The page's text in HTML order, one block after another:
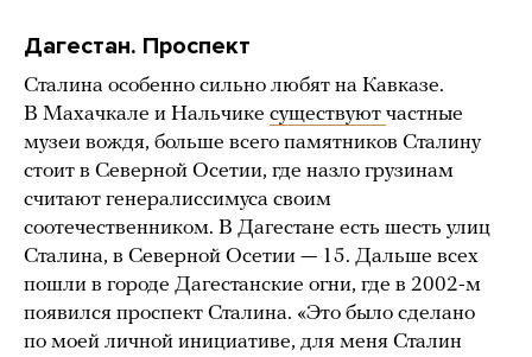
Дагестан. Проспект
Сталина особенно сильно любят на Кавказе.
В Махачкале и Нальчике существуют частные
музеи вождя, больше всего памятников Сталину
стоит в Северной Осетии, где назло грузинам
считают генералиссимуса своим
соотечественником. В Дагестане есть шесть улиц
Сталина, в Северной Осетии — 15. Дальше всех
пошли в городе Дагестанские огни, где в 2002-м
появился проспект Сталина. «Это было сделано
по моей личной инициативе, для меня Сталин